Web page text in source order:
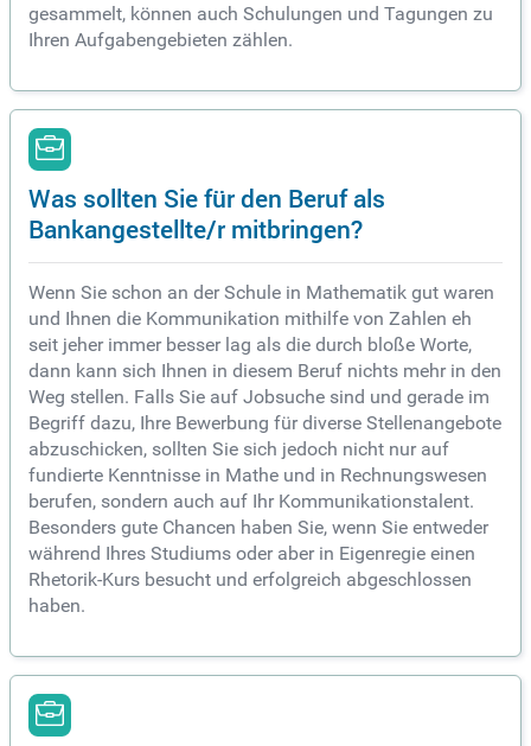
gesammelt, können auch Schulungen und Tagungen zu
Ihren Aufgabengebieten zählen.
Was sollten Sie für den Beruf als
Bankangestellte/r mitbringen?
Wenn Sie schon an der Schule in Mathematik gut waren
und Ihnen die Kommunikation mithilfe von Zahlen eh
seit jeher immer besser lag als die durch bloße Worte,
dann kann sich Ihnen in diesem Beruf nichts mehr in den
Weg stellen. Falls Sie auf Jobsuche sind und gerade im
Begriff dazu, Ihre Bewerbung für diverse Stellenangebote
abzuschicken, sollten Sie sich jedoch nicht nur auf
fundierte Kenntnisse in Mathe und in Rechnungswesen
berufen, sondern auch auf Ihr Kommunikationstalent.
Besonders gute Chancen haben Sie, wenn Sie entweder
während Ihres Studiums oder aber in Eigenregie einen
Rhetorik-Kurs besucht und erfolgreich abgeschlossen
haben.